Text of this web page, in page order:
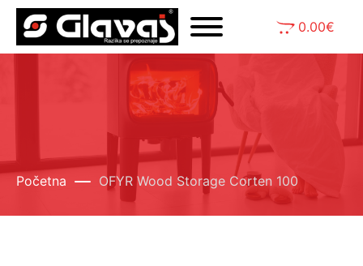
0.00€
Početna OFYR Wood Storage Corten 100